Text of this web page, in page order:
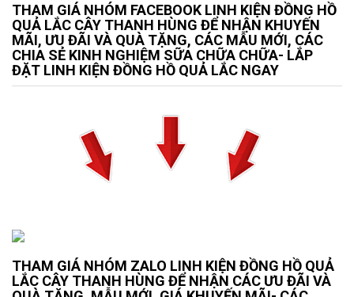
THAM GIÁ NHÓM FACEBOOK LINH KIỆN ĐỒNG HỒ
QUẢ LẮC CÂY THANH HÙNG ĐỂ NHẬN KHUYẾN
MÃI, ƯU ĐÃI VÀ QUÀ TẶNG, CÁC MẪU MỚI, CÁC
CHIA SẺ KINH NGHIỆM SỮA CHỮA CHỮA- LẮP
ĐẶT LINH KIỆN ĐỒNG HỒ QUẢ LẮC NGAY
THAM GIÁ NHÓM ZALO LINH KIỆN ĐỒNG HỒ QUẢ
LẮC CÂY THANH HÙNG ĐỂ NHẬN CÁC ƯU ĐÃI VÀ